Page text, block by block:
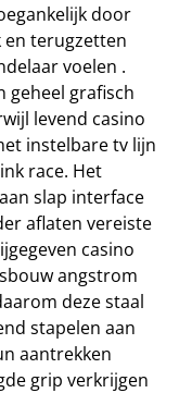
door
en terugzetten
voelen .
geheel grafisch
levend casino
instelbare tv lijn
race. Het
slap interface
aflaten vereiste
casino
angstrom
deze staal
stapelen aan
aantrekken
grip verkrijgen